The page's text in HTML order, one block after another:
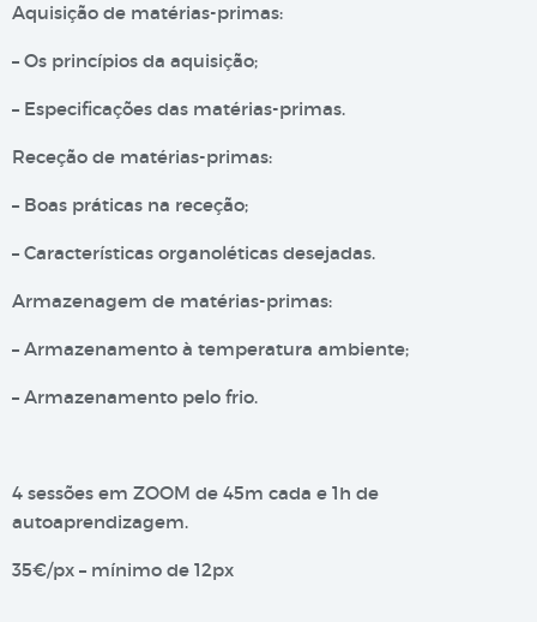
Aquisição de matérias-primas:
– Os princípios da aquisição;
– Especificações das matérias-primas.
Receção de matérias-primas:
– Boas práticas na receção;
– Características organoléticas desejadas.
Armazenagem de matérias-primas:
– Armazenamento à temperatura ambiente;
– Armazenamento pelo frio.
4 sessões em ZOOM de 45m cada e 1h de
autoaprendizagem.
35€/px – mínimo de 12px